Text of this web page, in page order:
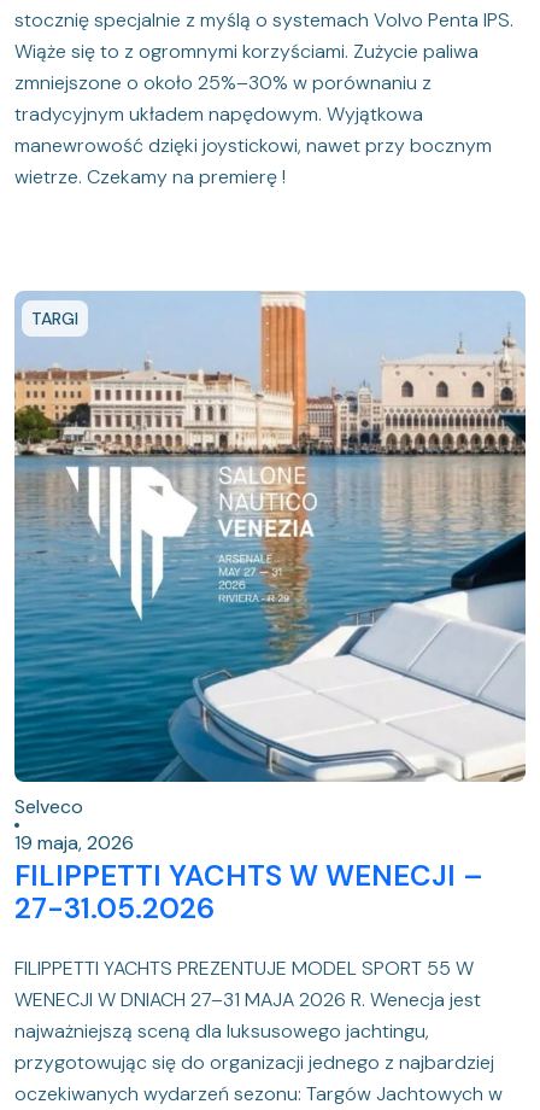
stocznię specjalnie z myślą o systemach Volvo Penta IPS.
Wiąże się to z ogromnymi korzyściami. Zużycie paliwa
zmniejszone o około 25%–30% w porównaniu z
tradycyjnym układem napędowym. Wyjątkowa
manewrowość dzięki joystickowi, nawet przy bocznym
wietrze. Czekamy na premierę !
TARGI
Selveco
19 maja, 2026
FILIPPETTI YACHTS W WENECJI –
27-31.05.2026
FILIPPETTI YACHTS PREZENTUJE MODEL SPORT 55 W
WENECJI W DNIACH 27–31 MAJA 2026 R. Wenecja jest
najważniejszą sceną dla luksusowego jachtingu,
przygotowując się do organizacji jednego z najbardziej
oczekiwanych wydarzeń sezonu: Targów Jachtowych w